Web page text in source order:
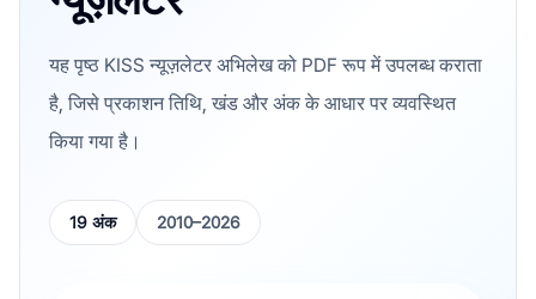
यह पृष्ठ KISS न्यूज़लेटर अभिलेख को PDF रूप में उपलब्ध कराता
है, जिसे प्रकाशन तिथि, खंड और अंक के आधार पर व्यवस्थित
किया गया है।
19 अंक 2010–2026